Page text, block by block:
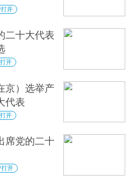
开
二十大代表
开
京）选举产
代表
开
席党的二十
打开